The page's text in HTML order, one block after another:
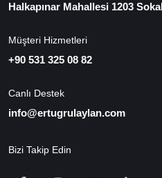
Halkapınar Mahallesi 1203
Müşteri Hizmetleri
+90 531 325 08 82
Canlı Destek
info@ertugrulaylan.com
Bizi Takip Edin